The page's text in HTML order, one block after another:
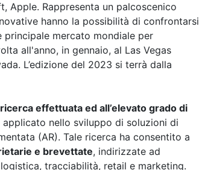
Apple. Rappresenta un palcoscenico
hanno la possibilità di confrontarsi
mercato mondiale per
all'anno, in gennaio, al Las Vegas
L’edizione del 2023 si terrà dalla
effettuata ed all’elevato grado di
applicato nello sviluppo di soluzioni di
(AR). Tale ricerca ha consentito a
e brevettate, indirizzate ad
tracciabilità, retail e marketing.